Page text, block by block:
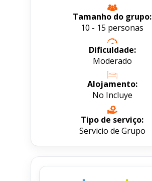
Tamanho do grupo:
10 - 15 personas
Dificuldade:
Moderado
Alojamento:
No Incluye
Tipo de serviço:
Servicio de Grupo